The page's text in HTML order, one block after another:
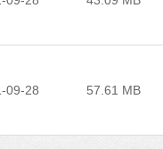
09-28 57.61 MB